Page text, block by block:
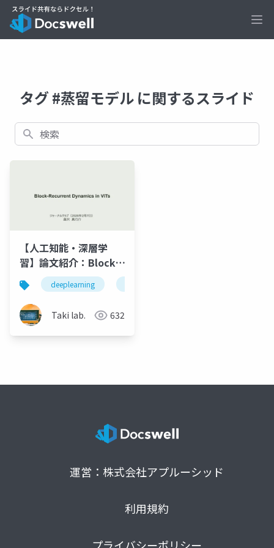
タグ #蒸留モデル に関するスライド
検索
【人工知能・深層学
習】論文紹介：Block-
Recurrent Dynamics
in Vision
Transformers
deeplearning
Taki lab. 632
運営：株式会社アプルーシッド
利用規約